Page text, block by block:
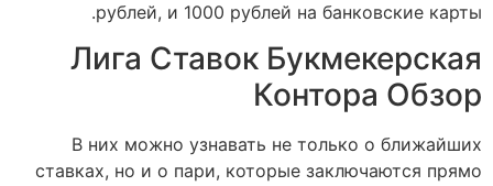
рублей, и 1000 рублей на банковские карты.
Лига Ставок Букмекерская
Контора Обзор
В них можно узнавать не только о ближайших
ставках, но и о пари, которые заключаются прямо